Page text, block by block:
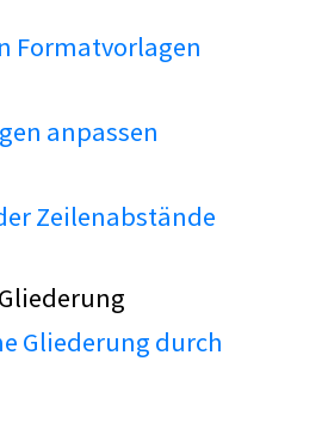
Formatvorlagen
anpassen
Zeilenabstände
Gliederung
Gliederung durch